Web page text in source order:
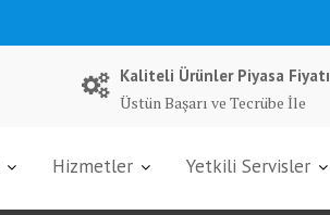
Kaliteli Ürünler Piyasa Fiyatı
Üstün Başarı ve Tecrübe İle
Hizmetler Yetkili Servisler